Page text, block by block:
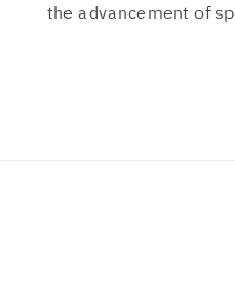
the advancement of